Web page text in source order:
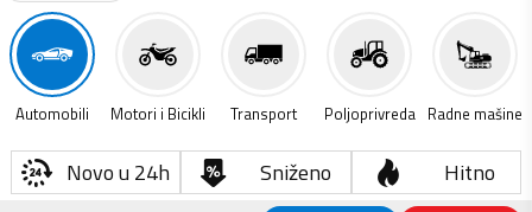
Automobili Motori i Bicikli Transport Poljoprivreda Radne mašine
Novo u 24h Sniženo Hitno